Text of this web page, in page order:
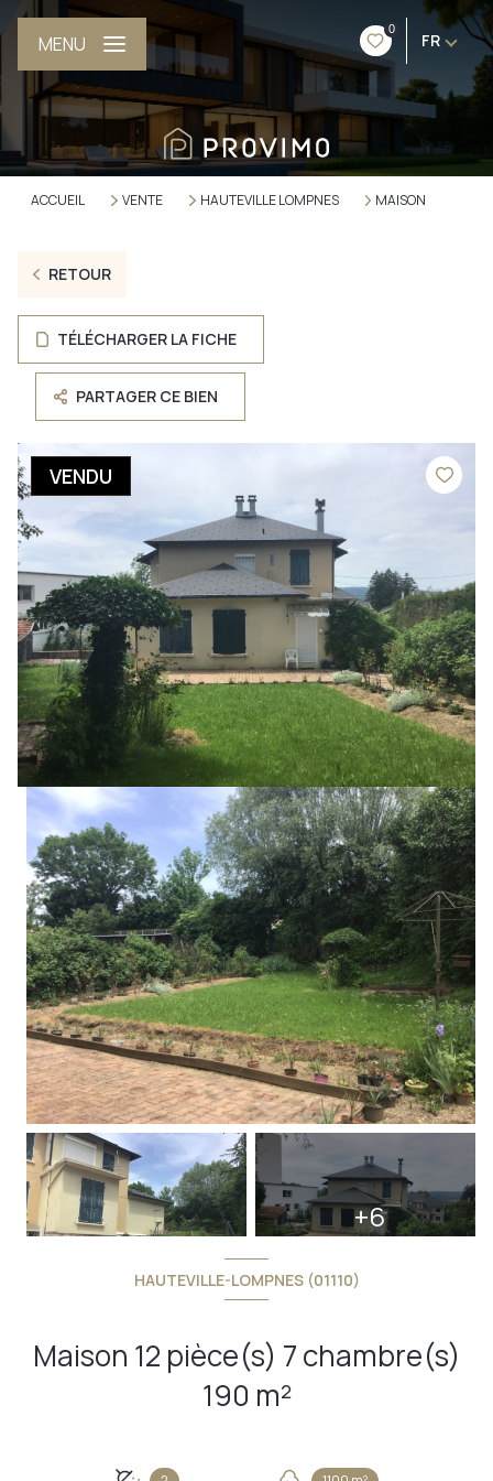
0
FR
MENU
ACCUEIL VENTE HAUTEVILLE LOMPNES MAISON
RETOUR
TÉLÉCHARGER LA FICHE
PARTAGER CE BIEN
VENDU
+6
HAUTEVILLE-LOMPNES (01110)
Maison 12 pièce(s) 7 chambre(s)
190 m²